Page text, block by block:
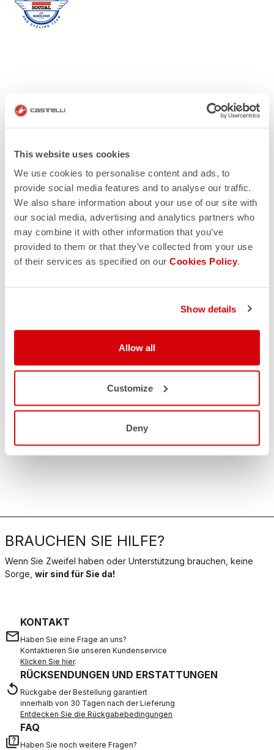
This website uses cookies
We use cookies to personalise content and ads, to
provide social media features and to analyse our traffic.
We also share information about your use of our site with
our social media, advertising and analytics partners who
may combine it with other information that you’ve
provided to them or that they’ve collected from your use
of their services as specified on our Cookies Policy.
Show details
Allow all
Customize
Deny
BRAUCHEN SIE HILFE?
Wenn Sie Zweifel haben oder Unterstützung brauchen, keine
Sorge, wir sind für Sie da!
email
KONTAKT
Haben Sie eine Frage an uns?
Kontaktieren Sie unseren Kundenservice
Klicken Sie hier.
replay
RÜCKSENDUNGEN UND ERSTATTUNGEN
Rückgabe der Bestellung garantiert
innerhalb von 30 Tagen nach der Lieferung
Entdecken Sie die Rückgabebedingungen
quiz
FAQ
Haben Sie noch weitere Fragen?